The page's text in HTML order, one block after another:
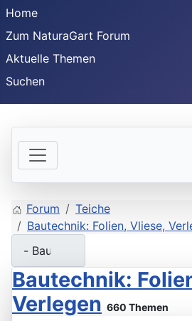
Home
Zum NaturaGart Forum
Aktuelle Themen
Suchen
Forum
Teiche
Bautechnik: Folien, Vliese,
Bautechnik:
Verlegen 660 Themen